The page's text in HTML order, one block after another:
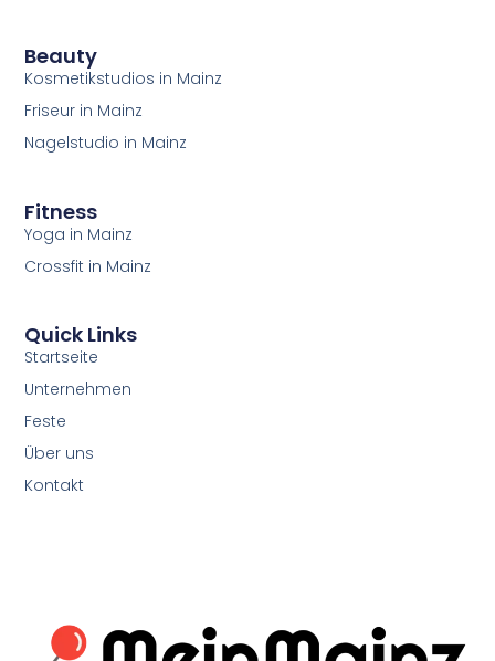
Beauty
Kosmetikstudios in Mainz
Friseur in Mainz
Nagelstudio in Mainz
Fitness
Yoga in Mainz
Crossfit in Mainz
Quick Links
Startseite
Unternehmen
Feste
Über uns
Kontakt